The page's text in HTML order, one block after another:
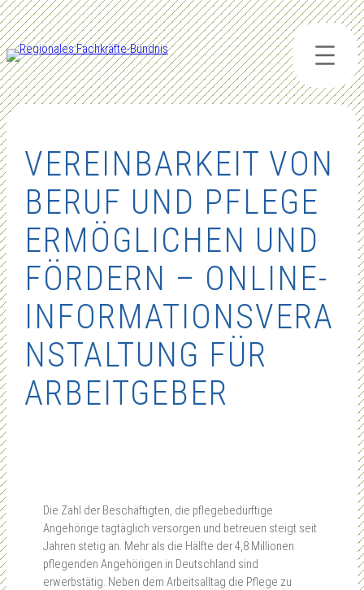
Zum
Inhalt
springen
VEREINBARKEIT VON
BERUF UND PFLEGE
ERMÖGLICHEN UND
FÖRDERN – ONLINE-
INFORMATIONSVERA
NSTALTUNG FÜR
ARBEITGEBER
Die Zahl der Beschäftigten, die pflegebedürftige
Angehörige tagtäglich versorgen und betreuen steigt seit
Jahren stetig an. Mehr als die Hälfte der 4,8 Millionen
pflegenden Angehörigen in Deutschland sind
erwerbstätig. Neben dem Arbeitsalltag die Pflege zu